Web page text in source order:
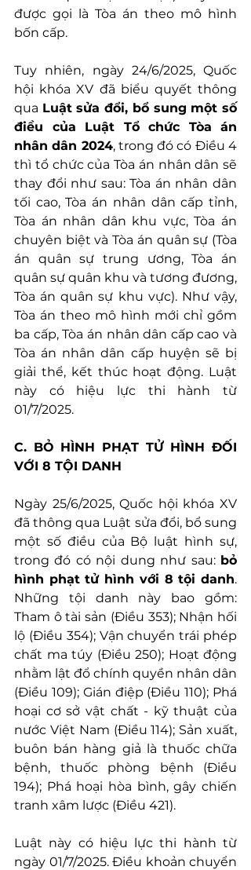
được gọi là Tòa án theo mô hình
bốn cấp.
Tuy nhiên, ngày 24/6/2025, Quốc
hội khóa XV đã biểu quyết thông
qua Luật sửa đổi, bổ sung một số
điều của Luật Tổ chức Tòa án
nhân dân 2024, trong đó có Điều 4
thì tổ chức của Tòa án nhân dân sẽ
thay đổi như sau: Tòa án nhân dân
tối cao, Tòa án nhân dân cấp tỉnh,
Tòa án nhân dân khu vực, Tòa án
chuyên biệt và Tòa án quân sự (Tòa
án quân sự trung ương, Tòa án
quân sự quân khu và tương đương,
Tòa án quân sự khu vực). Như vậy,
Tòa án theo mô hình mới chỉ gồm
ba cấp, Tòa án nhân dân cấp cao và
Tòa án nhân dân cấp huyện sẽ bị
giải thể, kết thúc hoạt động. Luật
này có hiệu lực thi hành từ
01/7/2025.
C. BỎ HÌNH PHẠT TỬ HÌNH ĐỐI
VỚI 8 TỘI DANH
Ngày 25/6/2025, Quốc hội khóa XV
đã thông qua Luật sửa đổi, bổ sung
một số điều của Bộ luật hình sự,
trong đó có nội dung như sau: bỏ
hình phạt tử hình với 8 tội danh.
Những tội danh này bao gồm:
Tham ô tài sản (Điều 353); Nhận hối
lộ (Điều 354); Vận chuyển trái phép
chất ma túy (Điều 250); Hoạt động
nhằm lật đổ chính quyền nhân dân
(Điều 109); Gián điệp (Điều 110); Phá
hoại cơ sở vật chất - kỹ thuật của
nước Việt Nam (Điều 114); Sản xuất,
buôn bán hàng giả là thuốc chữa
bệnh, thuốc phòng bệnh (Điều
194); Phá hoại hòa bình, gây chiến
tranh xâm lược (Điều 421).
Luật này có hiệu lực thi hành từ
ngày 01/7/2025. Điều khoản chuyển